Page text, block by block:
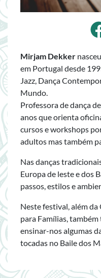
Mirjam Dekker
em Portugal desde
Jazz, Dança
Mundo.
Professora de dança
anos que orienta
cursos e workshops
adultos mas também
Nas danças
Europa de leste e dos
passos, estilos e
Neste festival, além
para Famílias,
ensinar-nos algumas
tocadas no Baile dos